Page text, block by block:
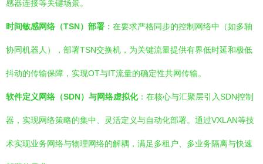
感器连接等关键场景。
时间敏感网络（TSN）部署 ：在要求严格同步的控制网络中（如多轴
协同机器人），部署TSN交换机，为关键流量提供有界低时延和极低
抖动的传输保障，实现OT与IT流量的确定性共网传输。
软件定义网络（SDN）与网络虚拟化：在核心与汇聚层引入SDN控制
器，实现网络策略的集中、灵活定义与自动化部署。通过VXLAN等技
术实现业务网络与物理网络的解耦，满足多租户、多业务隔离与快速